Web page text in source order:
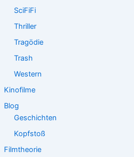
SciFiFi
Thriller
Tragödie
Trash
Western
Kinofilme
Blog
Geschichten
Kopfstoß
Filmtheorie